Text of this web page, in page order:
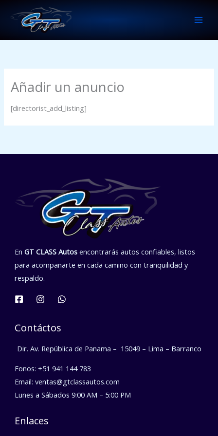
contenido
Añadir un anuncio
[directorist_add_listing]
En GT CLASS Autos encontrarás autos confiables, listos
para acompañarte en cada camino con tranquilidad y
respaldo.
Contáctos
Dir. Av. República de Panama – 15049 – Lima – Barranco
Fonos: +51 941 144 783
Email: ventas@gtclassautos.com
Lunes a Sábados 9:00 AM – 5:00 PM
Enlaces